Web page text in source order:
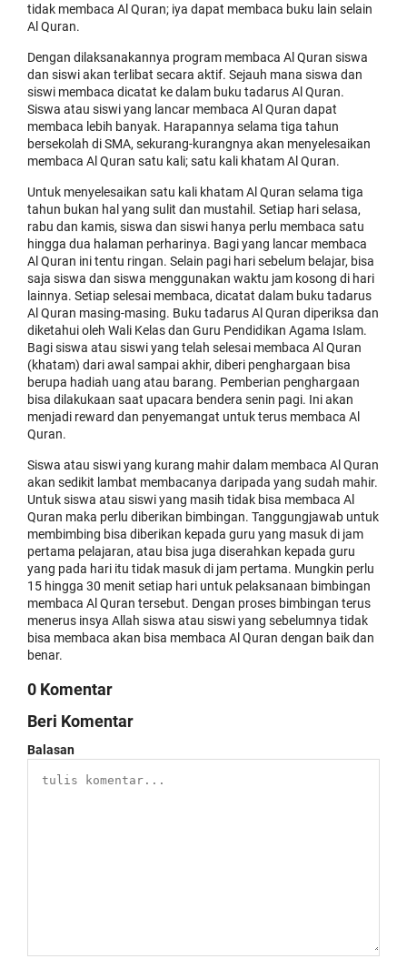
tidak membaca Al Quran; iya dapat membaca buku lain selain
Al Quran.
Dengan dilaksanakannya program membaca Al Quran siswa
dan siswi akan terlibat secara aktif. Sejauh mana siswa dan
siswi membaca dicatat ke dalam buku tadarus Al Quran.
Siswa atau siswi yang lancar membaca Al Quran dapat
membaca lebih banyak. Harapannya selama tiga tahun
bersekolah di SMA, sekurang-kurangnya akan menyelesaikan
membaca Al Quran satu kali; satu kali khatam Al Quran.
Untuk menyelesaikan satu kali khatam Al Quran selama tiga
tahun bukan hal yang sulit dan mustahil. Setiap hari selasa,
rabu dan kamis, siswa dan siswi hanya perlu membaca satu
hingga dua halaman perharinya. Bagi yang lancar membaca
Al Quran ini tentu ringan. Selain pagi hari sebelum belajar, bisa
saja siswa dan siswa menggunakan waktu jam kosong di hari
lainnya. Setiap selesai membaca, dicatat dalam buku tadarus
Al Quran masing-masing. Buku tadarus Al Quran diperiksa dan
diketahui oleh Wali Kelas dan Guru Pendidikan Agama Islam.
Bagi siswa atau siswi yang telah selesai membaca Al Quran
(khatam) dari awal sampai akhir, diberi penghargaan bisa
berupa hadiah uang atau barang. Pemberian penghargaan
bisa dilakukaan saat upacara bendera senin pagi. Ini akan
menjadi reward dan penyemangat untuk terus membaca Al
Quran.
Siswa atau siswi yang kurang mahir dalam membaca Al Quran
akan sedikit lambat membacanya daripada yang sudah mahir.
Untuk siswa atau siswi yang masih tidak bisa membaca Al
Quran maka perlu diberikan bimbingan. Tanggungjawab untuk
membimbing bisa diberikan kepada guru yang masuk di jam
pertama pelajaran, atau bisa juga diserahkan kepada guru
yang pada hari itu tidak masuk di jam pertama. Mungkin perlu
15 hingga 30 menit setiap hari untuk pelaksanaan bimbingan
membaca Al Quran tersebut. Dengan proses bimbingan terus
menerus insya Allah siswa atau siswi yang sebelumnya tidak
bisa membaca akan bisa membaca Al Quran dengan baik dan
benar.
0 Komentar
Beri Komentar
Balasan